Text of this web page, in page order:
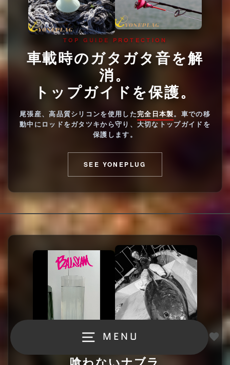
MENU お
気
に
TOP GUIDE PROTECTION
車載時のガタガタ音を解
消。
トップガイドを保護。
尾張産、高品質シリコンを使用した完全日本製。車での移
動中にロッドをガタツキから守り、大切なトップガイドを
保護します。
SEE YONEPLUG